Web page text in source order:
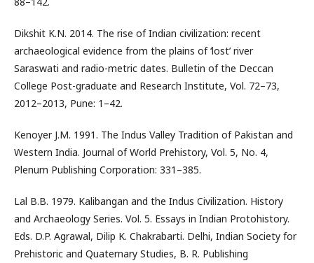
Dikshit K.N. 2014. The rise of Indian civilization: recent
archaeological evidence from the plains of ‘lost’ river
Saraswati and radio-metric dates. Bulletin of the Deccan
College Post-graduate and Research Institute, Vol. 72–73,
2012–2013, Pune: 1–42.
Kenoyer J.M. 1991. The Indus Valley Tradition of Pakistan and
Western India. Journal of World Prehistory, Vol. 5, No. 4,
Plenum Publishing Corporation: 331–385.
Lal B.B. 1979. Kalibangan and the Indus Civilization. History
and Archaeology Series. Vol. 5. Essays in Indian Protohistory.
Eds. D.P. Agrawal, Dilip K. Chakrabarti. Delhi, Indian Society for
Prehistoric and Quaternary Studies, B. R. Publishing